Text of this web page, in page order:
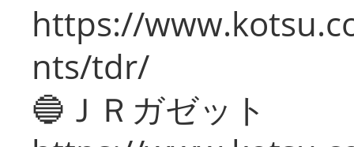
https://
nts/tdr/
🔵ＪＲガゼット